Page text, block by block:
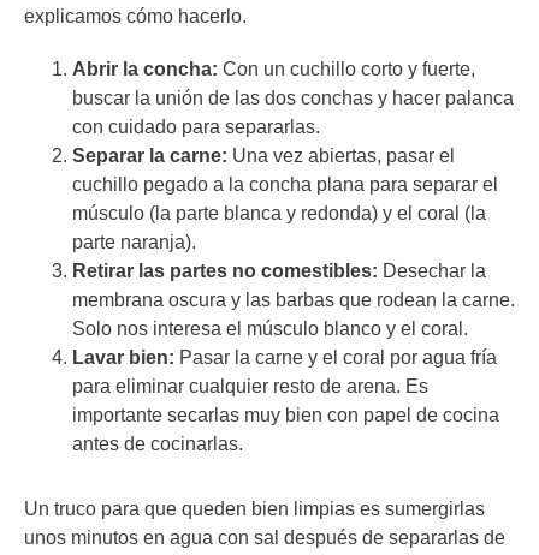
explicamos cómo hacerlo.
Abrir la concha: Con un cuchillo corto y fuerte,
buscar la unión de las dos conchas y hacer palanca
con cuidado para separarlas.
Separar la carne: Una vez abiertas, pasar el
cuchillo pegado a la concha plana para separar el
músculo (la parte blanca y redonda) y el coral (la
parte naranja).
Retirar las partes no comestibles: Desechar la
membrana oscura y las barbas que rodean la carne.
Solo nos interesa el músculo blanco y el coral.
Lavar bien: Pasar la carne y el coral por agua fría
para eliminar cualquier resto de arena. Es
importante secarlas muy bien con papel de cocina
antes de cocinarlas.
Un truco para que queden bien limpias es sumergirlas
unos minutos en agua con sal después de separarlas de